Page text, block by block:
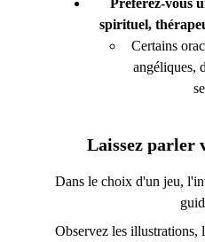
Préférez-vous
spirituel,
Certains
angéliques,
Laissez parler
Dans le choix d'un jeu,
Observez les illustrations,